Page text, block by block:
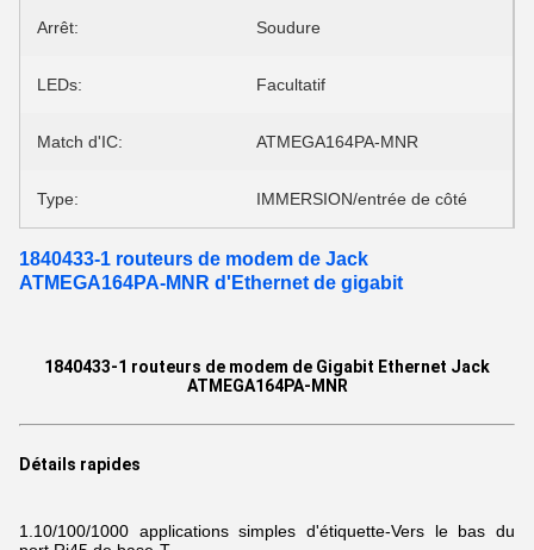
Arrêt: Soudure
LEDs: Facultatif
Match d'IC: ATMEGA164PA-MNR
Type: IMMERSION/entrée de côté
1840433-1 routeurs de modem de Jack
ATMEGA164PA-MNR d'Ethernet de gigabit
1840433-1 routeurs de modem de Gigabit Ethernet Jack
ATMEGA164PA-MNR
Détails rapides
1.10/100/1000 applications simples d'étiquette-Vers le bas du